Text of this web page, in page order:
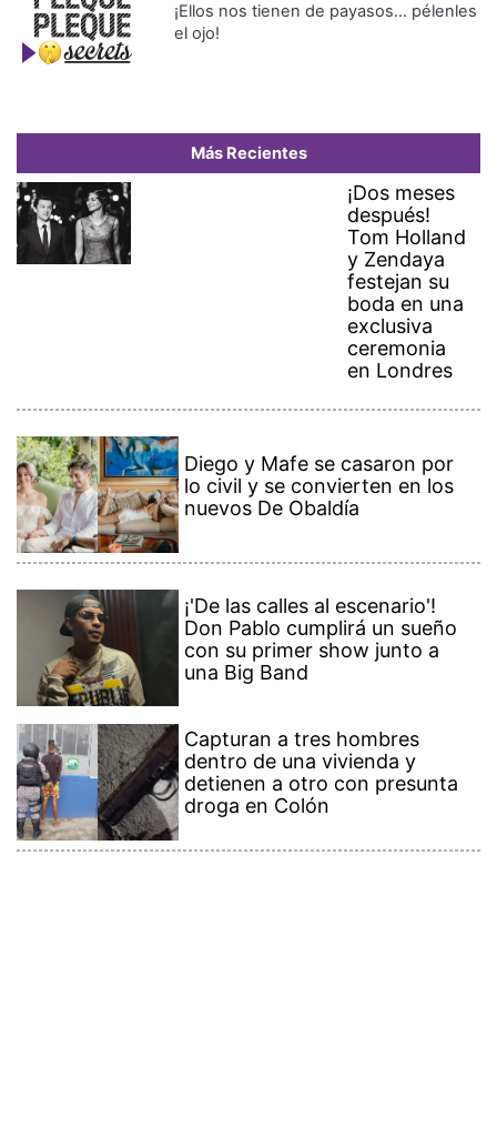
¡Ellos nos tienen de payasos… pélenles
el ojo!
Más Recientes
¡Dos meses
después!
Tom Holland
y Zendaya
festejan su
boda en una
exclusiva
ceremonia
en Londres
Diego y Mafe se casaron por
lo civil y se convierten en los
nuevos De Obaldía
¡'De las calles al escenario'!
Don Pablo cumplirá un sueño
con su primer show junto a
una Big Band
Capturan a tres hombres
dentro de una vivienda y
detienen a otro con presunta
droga en Colón